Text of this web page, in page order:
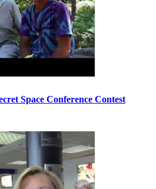
Space Conference Contest